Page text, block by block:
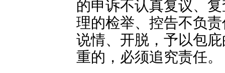
的申诉不认真复议、
理的检举、控告不负
说情、开脱，予以包
重的，必须追究责任。